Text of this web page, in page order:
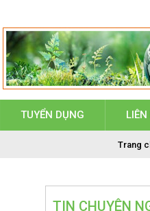
TUYỂN DỤNG LIÊN
Trang
TIN CHUYÊN